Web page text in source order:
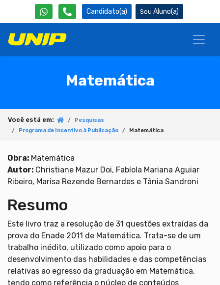
Candidato(a) Aluno(a)
Matemática
Você está em:
Pesquisas
Programa de Incentivo à Publicação
Matemática
Obra: Matemática
Autor: Christiane Mazur Doi, Fabíola Mariana Aguiar
Ribeiro, Marisa Rezende Bernardes e Tânia Sandroni
Resumo
Este livro traz a resolução de 31 questões extraídas da
prova do Enade 2011 de Matemática. Trata-se de um
trabalho inédito, utilizado como apoio para o
desenvolvimento das habilidades e das competências
relativas ao egresso da graduação em Matemática,
tendo como referência o núcleo de conteúdos